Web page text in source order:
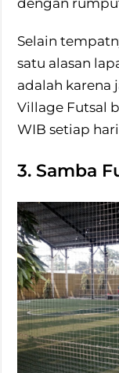
dengan
Selain
satu alasan
adalah karena
Village Futsal
WIB setiap
3. Samba